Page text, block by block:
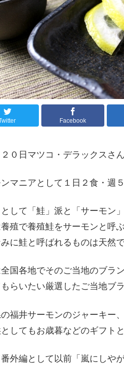
Facebook
２０日マツコ・デラックスさ
マニアとして１日２食・週
して「鮭」派と「サーモン
殖で養殖鮭をサーモンと呼ぶ
みに鮭と呼ばれるものは天然
国各地でそのご当地のブラ
らいたい厳選したご当地ブ
福井サーモンのジャーキー
してもお歳暮などのギフト
外編として以前「嵐にしや